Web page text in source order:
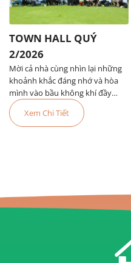
Mời cả nhà cùng nhìn lại những
khoảnh khắc đáng nhớ và hòa
mình vào bầu không khí đầy
năng lượng của Town Hall Quý 2
nhé!
TOWN HALL QUÝ
2/2026
Xem Chi Tiết